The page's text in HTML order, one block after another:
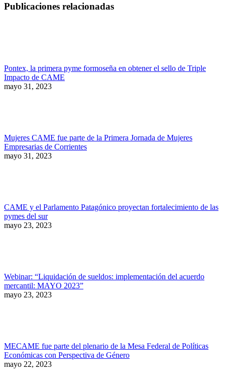
Publicaciones relacionadas
Pontex, la primera pyme formoseña en obtener el sello de Triple
Impacto de CAME
mayo 31, 2023
Mujeres CAME fue parte de la Primera Jornada de Mujeres
Empresarias de Corrientes
mayo 31, 2023
CAME y el Parlamento Patagónico proyectan fortalecimiento de las
pymes del sur
mayo 23, 2023
Webinar: “Liquidación de sueldos: implementación del acuerdo
mercantil: MAYO 2023”
mayo 23, 2023
MECAME fue parte del plenario de la Mesa Federal de Políticas
Económicas con Perspectiva de Género
mayo 22, 2023